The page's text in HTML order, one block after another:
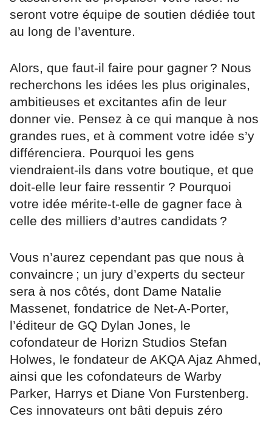
seront votre équipe de soutien dédiée tout
au long de l’aventure.
Alors, que faut-il faire pour gagner ? Nous
recherchons les idées les plus originales,
ambitieuses et excitantes afin de leur
donner vie. Pensez à ce qui manque à nos
grandes rues, et à comment votre idée s’y
différenciera. Pourquoi les gens
viendraient-ils dans votre boutique, et que
doit-elle leur faire ressentir ? Pourquoi
votre idée mérite-t-elle de gagner face à
celle des milliers d’autres candidats ?
Vous n’aurez cependant pas que nous à
convaincre ; un jury d’experts du secteur
sera à nos côtés, dont Dame Natalie
Massenet, fondatrice de Net-A-Porter,
l’éditeur de GQ Dylan Jones, le
cofondateur de Horizn Studios Stefan
Holwes, le fondateur de AKQA Ajaz Ahmed,
ainsi que les cofondateurs de Warby
Parker, Harrys et Diane Von Furstenberg.
Ces innovateurs ont bâti depuis zéro